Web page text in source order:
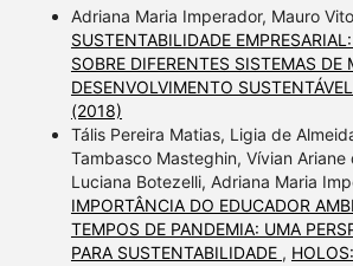
Adriana Maria Imperador, Mauro
SUSTENTABILIDADE
SOBRE DIFERENTES SISTEMAS DE
DESENVOLVIMENTO SUSTENTÁVEL
(2018)
Tális Pereira Matias, Ligia de
Tambasco Masteghin, Vívian Ariane
Luciana Botezelli, Adriana Maria
IMPORTÂNCIA DO EDUCADOR
TEMPOS DE PANDEMIA: UMA
PARA SUSTENTABILIDADE ,